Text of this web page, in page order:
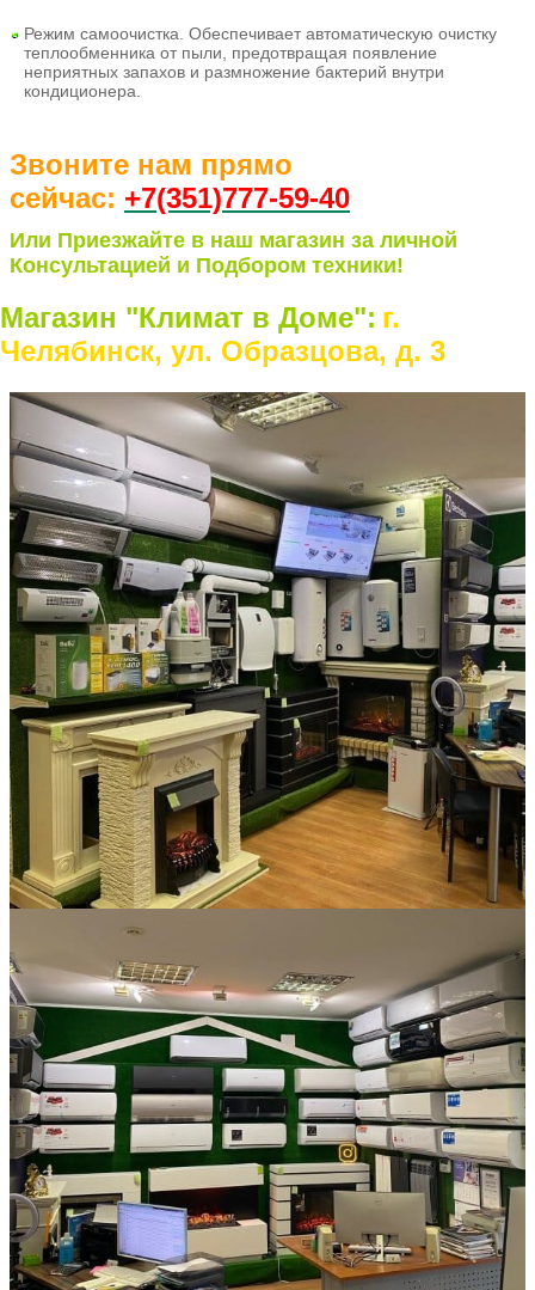
Режим самоочистка. Обеспечивает автоматическую очистку
теплообменника от пыли, предотвращая появление
неприятных запахов и размножение бактерий внутри
кондиционера.
Звоните нам прямо
сейчас: +7(351)777-59-40
Или Приезжайте в наш магазин за личной
Консультацией и Подбором техники!
Магазин "Климат в Доме": г.
Челябинск, ул. Образцова, д. 3